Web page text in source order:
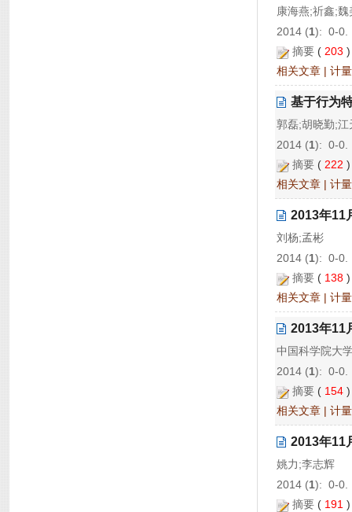
康海燕;祈鑫;魏
2014 (1): 0-0.
摘要 ( 203
相关文章 | 计
基于行为
郭磊;胡晓勤;
2014 (1): 0-0.
摘要 ( 222
相关文章 | 计
2013年11
刘杨;孟彬
2014 (1): 0-0.
摘要 ( 138
相关文章 | 计
2013年11
中国科学院大
2014 (1): 0-0.
摘要 ( 154
相关文章 | 计
2013年11
姚力;李志辉
2014 (1): 0-0.
摘要 ( 191